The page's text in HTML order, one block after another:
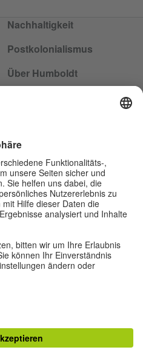
Nachhaltigkeit
Postkolonialismus
Über Humboldt
auf Social Media
Instituts